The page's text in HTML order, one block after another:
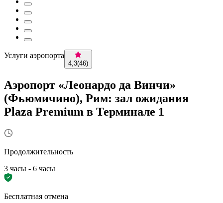
Услуги аэропорта
4,3(46)
Аэропорт «Леонардо да Винчи»
(Фьюмичино), Рим: зал ожидания
Plaza Premium в Терминале 1
Продолжительность
3 часы - 6 часы
Бесплатная отмена